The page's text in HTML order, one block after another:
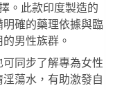
。此款印度製造的
確的藥理依據與臨
男性族群。
同步了解專為女性
淫蕩水 ，有助激發自